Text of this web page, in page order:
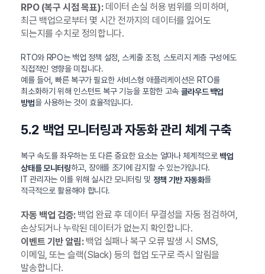
RPO (복구 시점 목표):데이터 손실 허용 범위를 의미하며,
최근 백업으로부터 몇 시간 전까지의 데이터를 잃어도
되는지를 수치로 정의합니다.
RTO와 RPO는 백업 정책 설정, 스케줄 조정, 스토리지 계층 구성에도
직접적인 영향을 미칩니다.
예를 들어, 빠른 복구가 필요한 서비스형 애플리케이션은 RTO를
최소화하기 위해 인스턴트 복구 기능을 포함한 고속 클라우드 백업
방법을 사용하는 것이 효율적입니다.
5.2 백업 모니터링과 자동화 관리 체계 구축
복구 속도를 좌우하는 또 다른 중요한 요소는 얼마나 체계적으로 백업
상태를 모니터링하고, 장애를 조기에 감지할 수 있는가입니다.
IT 관리자는 이를 위해 실시간 모니터링 및 정책 기반 자동화를
적극적으로 활용해야 합니다.
자동 백업 검증:백업 완료 후 데이터 무결성을 자동 점검하여,
손상되거나 누락된 데이터가 없는지 확인합니다.
이벤트 기반 알림:백업 실패나 복구 오류 발생 시 SMS,
이메일, 또는 슬랙(Slack) 등의 협업 도구로 즉시 알림을
발송합니다.